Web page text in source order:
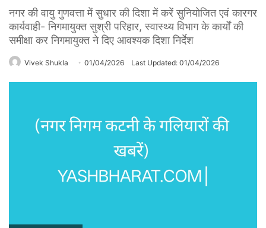
नगर की वायु गुणवत्ता में सुधार की दिशा में करें सुनियोजित एवं कारगर
कार्यवाही- निगमायुक्त सुश्री परिहार, स्वास्थ्य विभाग के कार्यों की
समीक्षा कर निगमायुक्त ने दिए आवश्यक दिशा निर्देश
Vivek Shukla 01/04/2026 Last Updated: 01/04/2026